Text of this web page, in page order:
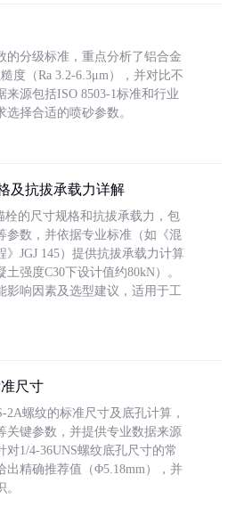
的分级标准，重点分析了铝合金
度（Ra 3.2-6.3μm），并对比不
来源包括ISO 8503-1标准和行业
择合适的喷砂参数。
及抗拔承载力详解
栓的尺寸规格和抗拔承载力，包
参数，并依据专业标准（如《混
JGJ 145）提供抗拔承载力计算
强度C30下设计值约80kN）。
影响因素及选型建议，适用于工
尺寸
2A螺纹的标准尺寸及底孔计算，
关键参数，并提供专业数据来源
对1/4-36UNS螺纹底孔尺寸的常
出精确推荐值（Φ5.18mm），并